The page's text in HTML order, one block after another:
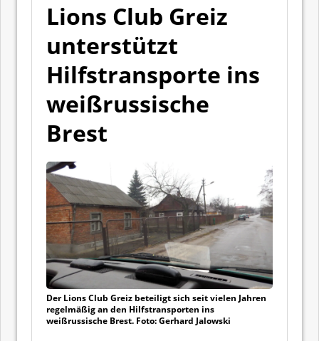
Lions Club Greiz
unterstützt
Hilfstransporte ins
weißrussische
Brest
Der Lions Club Greiz beteiligt sich seit vielen Jahren
regelmäßig an den Hilfstransporten ins
weißrussische Brest. Foto: Gerhard Jalowski